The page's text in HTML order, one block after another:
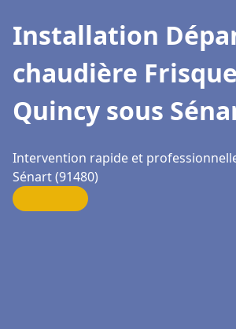
Installation
chaudière
Quincy sous
Intervention rapide et
Sénart (91480)